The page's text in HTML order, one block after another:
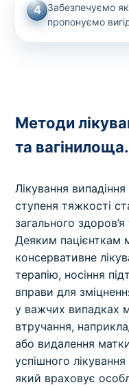
4 Забезпечуємо
пропонуємо
Методи
та вагінилоща.
Лікування
ступеня тяжкості
загального
Деяким пацієнткам
консервативне
терапію, носіння
вправи для
у важчих випадках
втручання,
або видалення
успішного лікування
який враховує